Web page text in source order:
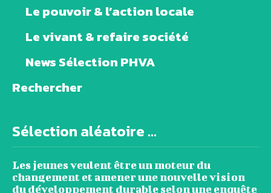
Le pouvoir & l’action locale
Le vivant & refaire société
News Sélection PHVA
Rechercher
Sélection aléatoire ...
Les jeunes veulent être un moteur du
changement et amener une nouvelle vision
du développement durable selon une enquête